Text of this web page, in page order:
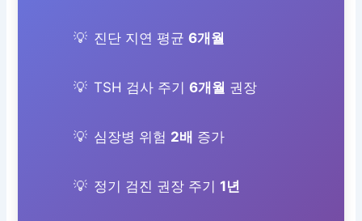
진단 지연 평균6개월
TSH 검사 주기6개월 권장
심장병 위험 2배 증가
정기 검진 권장 주기 1년